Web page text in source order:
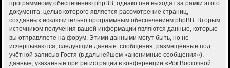
программному обеспечению phpBB, однако они выходят за рамки этого
документа, целью которого является рассмотрение страниц,
созданных исключительно программным обеспечением phpBB. Вторым
источником получения вашей информации являются данные, которые
вы отправляете на форум. Этими данными могут быть, но не
исчерпываются, следующие данные: сообщения, размещённые под
учётной записью Гостя (в дальнейшем «анонимные сообщения»),
данные, указанные при регистрации в конференции «Рок Восточной